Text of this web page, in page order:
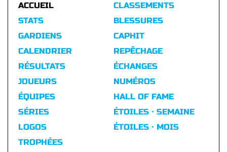
ACCUEIL
STATS
GARDIENS
CALENDRIER
RÉSULTATS
CLASSEMENTS
BLESSURES
CAPHIT
REPÊCHAGE
ÉCHANGES
JOUEURS
ÉQUIPES
SÉRIES
LOGOS
TROPHÉES
NUMÉROS
HALL OF FAME
ÉTOILES · SEMAINE
ÉTOILES · MOIS